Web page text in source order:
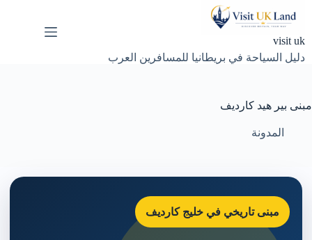
visit uk
دليل السياحة في بريطانيا للمسافرين العرب
مبنى بير هيد كارديف
المدونة
مبنى تاريخي في خليج كارديف